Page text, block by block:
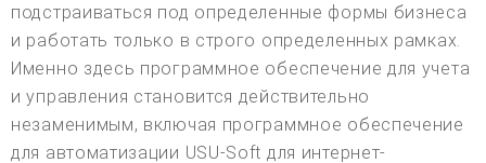
подстраиваться под определенные формы бизнеса
и работать только в строго определенных рамках.
Именно здесь программное обеспечение для учета
и управления становится действительно
незаменимым, включая программное обеспечение
для автоматизации USU-Soft для интернет-